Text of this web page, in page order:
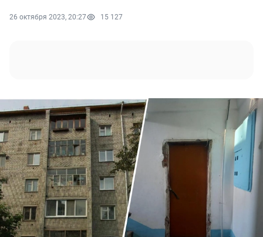
26 октября 2023, 20:27 15 127